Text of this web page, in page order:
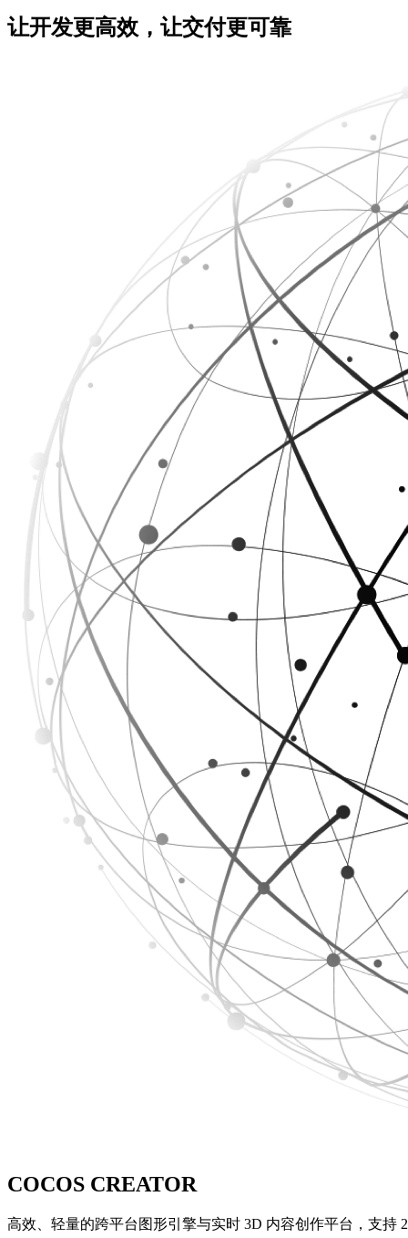
让开发更高效，让交付更可靠
COCOS CREATOR
高效、轻量的跨平台图形引擎与实时 3D 内容创作平台，支